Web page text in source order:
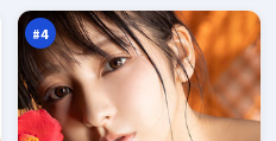
#4